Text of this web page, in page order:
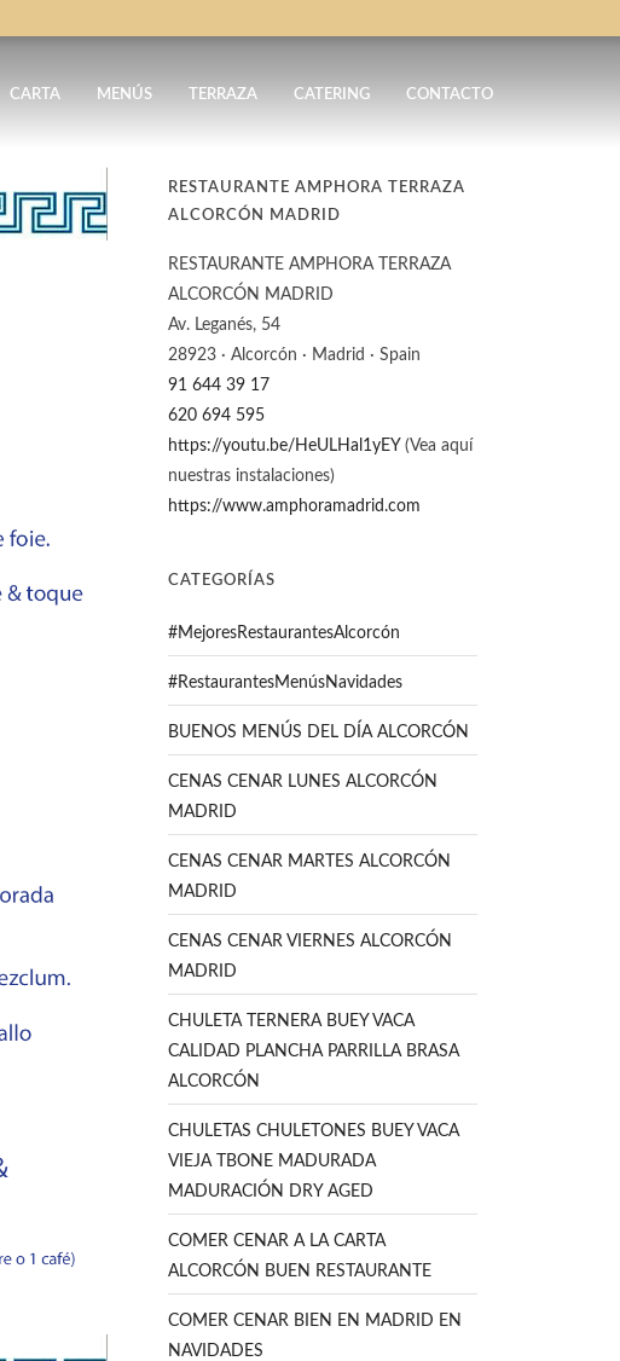
CARTA MENÚS TERRAZA CATERING CONTACTO
RESTAURANTE AMPHORA TERRAZA
ALCORCÓN MADRID
RESTAURANTE AMPHORA TERRAZA
ALCORCÓN MADRID
Av. Leganés, 54
28923 · Alcorcón · Madrid · Spain
91 644 39 17
620 694 595
https://youtu.be/HeULHal1yEY(Vea aquí
nuestras instalaciones)
https://www.amphoramadrid.com
CATEGORÍAS
#MejoresRestaurantesAlcorcón
#RestaurantesMenúsNavidades
BUENOS MENÚS DEL DÍA ALCORCÓN
CENAS CENAR LUNES ALCORCÓN
MADRID
CENAS CENAR MARTES ALCORCÓN
MADRID
CENAS CENAR VIERNES ALCORCÓN
MADRID
CHULETA TERNERA BUEY VACA
CALIDAD PLANCHA PARRILLA BRASA
ALCORCÓN
CHULETAS CHULETONES BUEY VACA
VIEJA TBONE MADURADA
MADURACIÓN DRY AGED
COMER CENAR A LA CARTA
ALCORCÓN BUEN RESTAURANTE
COMER CENAR BIEN EN MADRID EN
NAVIDADES